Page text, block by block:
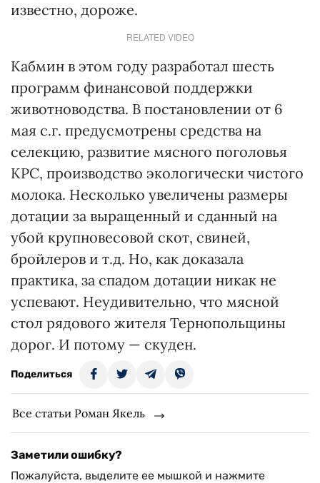
известно, дороже.
RELATED VIDEO
Кабмин в этом году разработал шесть
программ финансовой поддержки
животноводства. В постановлении от 6
мая с.г. предусмотрены средства на
селекцию, развитие мясного поголовья
КРС, производство экологически чистого
молока. Несколько увеличены размеры
дотации за выращенный и сданный на
убой крупновесовой скот, свиней,
бройлеров и т.д. Но, как доказала
практика, за спадом дотации никак не
успевают. Неудивительно, что мясной
стол рядового жителя Тернопольщины
дорог. И потому — скуден.
Поделиться
Все статьи Роман Якель
Заметили ошибку?
Пожалуйста, выделите ее мышкой и нажмите